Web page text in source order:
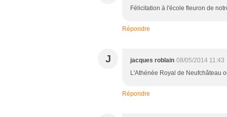
Félicitation à l'école fleuron de
Répondre
J jacques roblain 08/05/2014 11:43
L'Athénée Royal de Neufchâteau
Répondre